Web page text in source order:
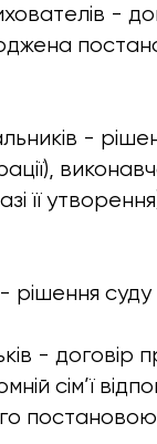
-
-
її
рішення
- договір
сім’ї
постановою